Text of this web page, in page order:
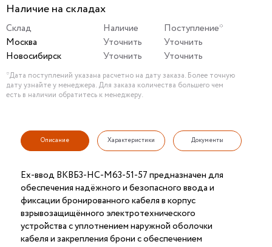
Наличие на складах
Склад Наличие
Поступление*
Москва
Уточнить
Уточнить
Новосибирск
Уточнить Уточнить
*Дата поступлений указана расчетно на дату заказа. Более точную
дату узнайте у менеджера. Для заказа количества большего чем
есть в наличии обратитесь к менеджеру.
Описание Характеристики Документы
Ех-ввод ВКВБ3-НС-M63-51-57 предназначен для
обеспечения надёжного и безопасного ввода и
фиксации бронированного кабеля в корпус
взрывозащищённого электротехнического
устройства с уплотнением наружной оболочки
кабеля и закрепления брони с обеспечением